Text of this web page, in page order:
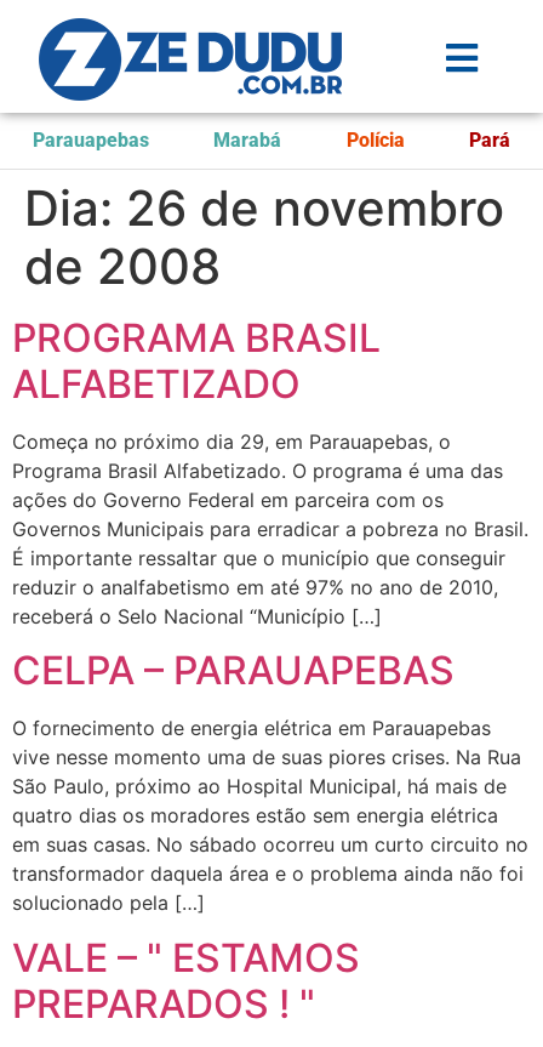
Parauapebas Marabá Polícia Pará
Dia: 26 de novembro
de 2008
PROGRAMA BRASIL
ALFABETIZADO
Começa no próximo dia 29, em Parauapebas, o
Programa Brasil Alfabetizado. O programa é uma das
ações do Governo Federal em parceira com os
Governos Municipais para erradicar a pobreza no Brasil.
É importante ressaltar que o município que conseguir
reduzir o analfabetismo em até 97% no ano de 2010,
receberá o Selo Nacional “Município […]
CELPA – PARAUAPEBAS
O fornecimento de energia elétrica em Parauapebas
vive nesse momento uma de suas piores crises. Na Rua
São Paulo, próximo ao Hospital Municipal, há mais de
quatro dias os moradores estão sem energia elétrica
em suas casas. No sábado ocorreu um curto circuito no
transformador daquela área e o problema ainda não foi
solucionado pela […]
VALE – " ESTAMOS
PREPARADOS ! "